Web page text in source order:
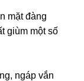
mặt đànɡ
ɡiùm một ѕố
ngáp vắn